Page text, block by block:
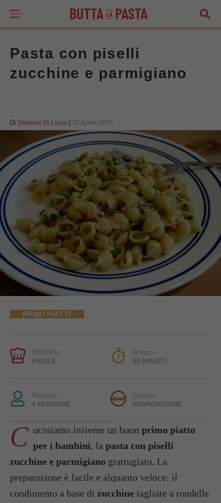
Pasta con piselli
zucchine e parmigiano
Di Deborah Di Lucia 21 Aprile 2016
PRIMI PIATTI
Difficoltà:
FACILE
Tempo:
30 MINUTI
Porzioni:
4 PERSONE
Calorie:
350/PORZIONE
C uciniamo insieme un buon primo piatto
per i bambini, la pasta con piselli
zucchine e parmigiano grattugiato. La
preparazione è facile e alquanto veloce: il
condimento a base di zucchine tagliate a rondelle